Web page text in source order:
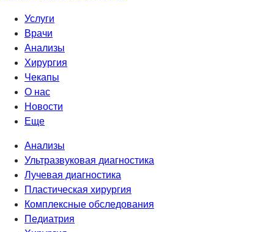
Услуги
Врачи
Анализы
Хирургия
Чекапы
О нас
Новости
Еще
Анализы
Ультразвуковая диагностика
Лучевая диагностика
Пластическая хирургия
Комплексные обследования
Педиатрия